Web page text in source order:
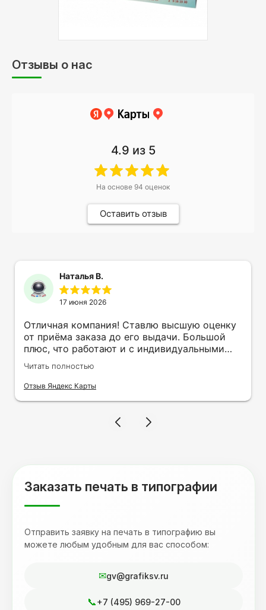
бумага 300 гр, матоая
Отзывы о нас
4.9 из 5
На основе 94 оценок
Оставить отзыв
Наталья В.
17 июня 2026
Отличная компания! Ставлю высшую оценку
от приёма заказа до его выдачи. Большой
плюс, что работают и с индивидуальными
заказами. Нелбходимо было нанести принт
на кружку в подарок. Заказ был исполнен
оперативно и ооочень красиво, даже не
терпеливость, отвечала на все мои вопросы.
Читать полностью
Отзыв Яндекс Карты
Заказать печать в типографии
Отправить заявку на печать в типографию вы
можете любым удобным для вас способом:
gv@grafiksv.ru
+7 (495) 969-27-00